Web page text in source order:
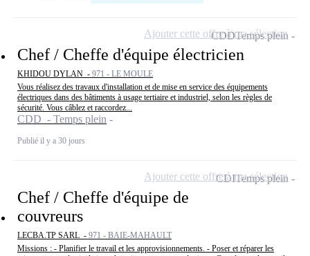
Chef / Cheffe d'équipe électricien
KHIDOU DYLAN - 971 - LE MOULE
Vous réalisez des travaux d'installation et de mise en service des équipements
électriques dans des bâtiments à usage tertiaire et industriel, selon les règles de
sécurité. Vous câblez et raccordez...
CDD - Temps plein
Publié il y a 30 jours
CDDTemps plein
Ajouter cette offre à ma sélection
Chef / Cheffe d'équipe de
couvreurs
LECBA.TP SARL - 971 - BAIE-MAHAULT
Missions : - Planifier le travail et les approvisionnements. - Poser et réparer les
CDITemps plein
Ajouter cette offre à ma sélection